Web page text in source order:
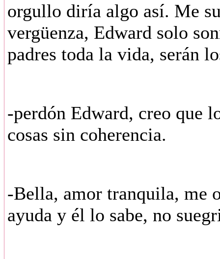
orgullo diría algo así. Me
vergüenza, Edward solo
padres toda la vida, serán
-perdón Edward, creo que
cosas sin coherencia.
-Bella, amor tranquila, me
ayuda y él lo sabe, no